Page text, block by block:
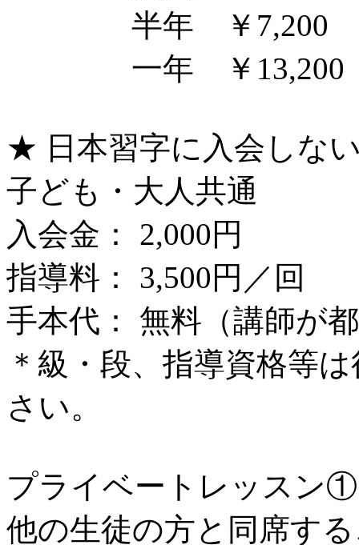
半年 ￥7,200
一年 ￥13,200
★ 日本習字に入会しな
子ども・大人共通
入会金： 2,000円
指導料： 3,500円／回
手本代： 無料（講師が
＊級・段、指導資格等
さい。
プライベートレッスン①
他の生徒の方と同席す